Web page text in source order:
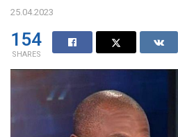
25.04.2023
154
SHARES